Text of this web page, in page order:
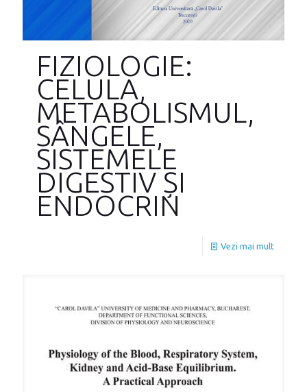
FIZIOLOGIE:
CELULA,
METABOLISMUL,
SÂNGELE,
SISTEMELE
DIGESTIV ȘI
ENDOCRIN
Vezi mai mult